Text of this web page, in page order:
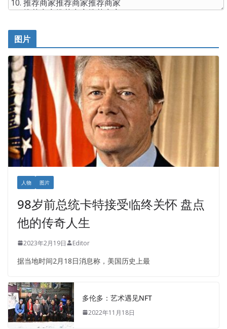
图片
人物 图片
98岁前总统卡特接受临终关怀 盘点
他的传奇人生
2023年2月19日 Editor
据当地时间2月18日消息称，美国历史上最
多伦多：艺术遇见NFT
2022年11月18日